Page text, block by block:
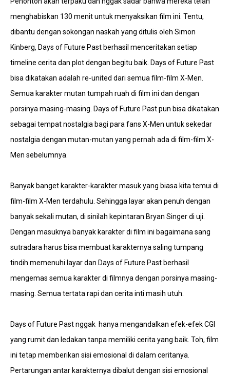
menghabiskan 130 menit untuk menyaksikan film ini. Tentu,
dibantu dengan sokongan naskah yang ditulis oleh Simon
Kinberg, Days of Future Past berhasil menceritakan setiap
timeline cerita dan plot dengan begitu baik. Days of Future Past
bisa dikatakan adalah re-united dari semua film-film X-Men.
Semua karakter mutan tumpah ruah di film ini dan dengan
porsinya masing-masing. Days of Future Past pun bisa dikatakan
sebagai tempat nostalgia bagi para fans X-Men untuk sekedar
nostalgia dengan mutan-mutan yang pernah ada di film-film X-
Men sebelumnya.
Banyak banget karakter-karakter masuk yang biasa kita temui di
film-film X-Men terdahulu. Sehingga layar akan penuh dengan
banyak sekali mutan, di sinilah kepintaran Bryan Singer di uji.
Dengan masuknya banyak karakter di film ini bagaimana sang
sutradara harus bisa membuat karakternya saling tumpang
tindih memenuhi layar dan Days of Future Past berhasil
mengemas semua karakter di filmnya dengan porsinya masing-
masing. Semua tertata rapi dan cerita inti masih utuh.
Days of Future Past nggak hanya mengandalkan efek-efek CGI
yang rumit dan ledakan tanpa memiliki cerita yang baik. Toh, film
ini tetap memberikan sisi emosional di dalam ceritanya.
Pertarungan antar karakternya dibalut dengan sisi emosional